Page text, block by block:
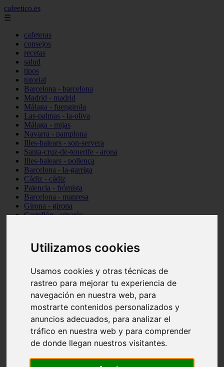
Utilizamos cookies
Usamos cookies y otras técnicas de
rastreo para mejorar tu experiencia de
navegación en nuestra web, para
mostrarte contenidos personalizados y
anuncios adecuados, para analizar el
tráfico en nuestra web y para comprender
de donde llegan nuestros visitantes.
cafeetico.es
☰
cafeteras
consejos
recetas
salud
tipos
tutorial
Barcelona - barcelona
Madrid - madrid
Málaga - fuengirola
Las-palmas - la-oliva
Málaga - mijas
Navarra - pamplona
Illes-balears - son-servera
Santa-cruz-de-tenerife - arona
Illes-balears - pollença
Barcelona - la-garriga
Cádiz - cádiz
Palencia - frómista
Barcelona - manresa
Girona - girona
Castellón - vinaròs
Málaga - nerja
Girona - blanes
Málaga - marbella
Asturias - gijón
Girona - figueres
Alicante - santa-pola
Almería - roquetas-de-mar
Girona - tossa-de-mar
Barcelona - sant-cugat-del-vallès
Alicante - l39alfàs-del-pi
Barcelona - vilanova-i-la-geltrú